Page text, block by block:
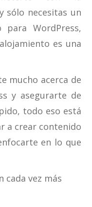
sólo necesitas un
WordPress,
es una
mucho acerca de
y asegurarte de
todo eso está
a crear contenido
en lo que
cada vez más